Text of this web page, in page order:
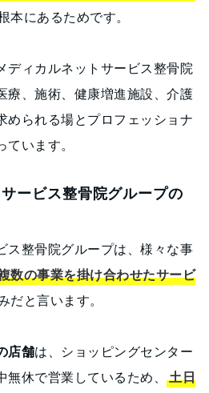
本にあるためです。
ディカルネットサービス整骨院
療、施術、健康増進施設、介護
められる場とプロフェッショナ
います。
ービス整骨院グループの
ス整骨院グループは、様々な事
数の事業を掛け合わせたサービ
だと言います。
店舗は、ショッピングセンター
無休で営業しているため、土日